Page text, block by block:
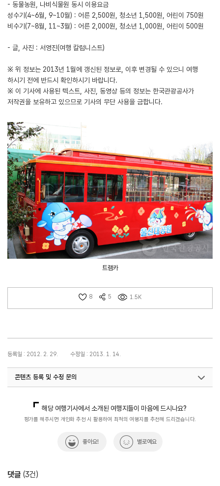
- 동물농원, 나비식물원 동시 이용요금
성수기(4~6월, 9~10월) : 어른 2,500원, 청소년 1,500원, 어린이 750원
비수기(7~8월, 11~3월) : 어른 2,000원, 청소년 1,000원, 어린이 500원
- 글, 사진 : 서영진(여행 칼럼니스트)
※ 위 정보는 2013년 1월에 갱신된 정보로, 이후 변경될 수 있으니 여행
하시기 전에 반드시 확인하시기 바랍니다.
※ 이 기사에 사용된 텍스트, 사진, 동영상 등의 정보는 한국관광공사가
저작권을 보유하고 있으므로 기사의 무단 사용을 금합니다.
트램카
8 5 1.5K
등록일 : 2012. 2. 29. 수정일 : 2013. 1. 14.
콘텐츠 등록 및 수정 문의
해당 여행기사에서 소개된 여행지들이 마음에 드시나요?
평가를 해주시면 개인화 추천 시 활용하여 최적의 여행지를 추천해 드리겠습니다.
좋아요! 별로예요
댓글 (3건)